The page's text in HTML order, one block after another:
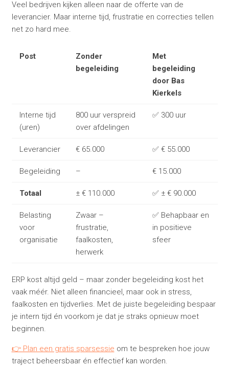
Veel bedrijven kijken alleen naar de offerte van de
leverancier. Maar interne tijd, frustratie en correcties tellen
net zo hard mee.
Post
Zonder
begeleiding
Met
begeleiding
door Bas
Kierkels
Interne tijd
(uren)
800 uur verspreid
over afdelingen
✅ 300 uur
Leverancier € 65.000 ✅ € 55.000
Begeleiding – € 15.000
Totaal ± € 110.000 ✅ ± € 90.000
Belasting
voor
organisatie
Zwaar –
frustratie,
faalkosten,
herwerk
✅ Behapbaar en
in positieve
sfeer
ERP kost altijd geld – maar zonder begeleiding kost het
vaak méér. Niet alleen financieel, maar ook in stress,
faalkosten en tijdverlies. Met de juiste begeleiding bespaar
je intern tijd én voorkom je dat je straks opnieuw moet
beginnen.
👉 Plan een gratis sparsessie om te bespreken hoe jouw
traject beheersbaar én effectief kan worden.